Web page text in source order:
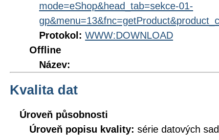
mode=eShop&head_tab=sekce-01-
Protokol: WWW:DOWNLOAD
Offline
Název:
Kvalita dat
Úroveň působnosti
Úroveň popisu kvality: série datových sad